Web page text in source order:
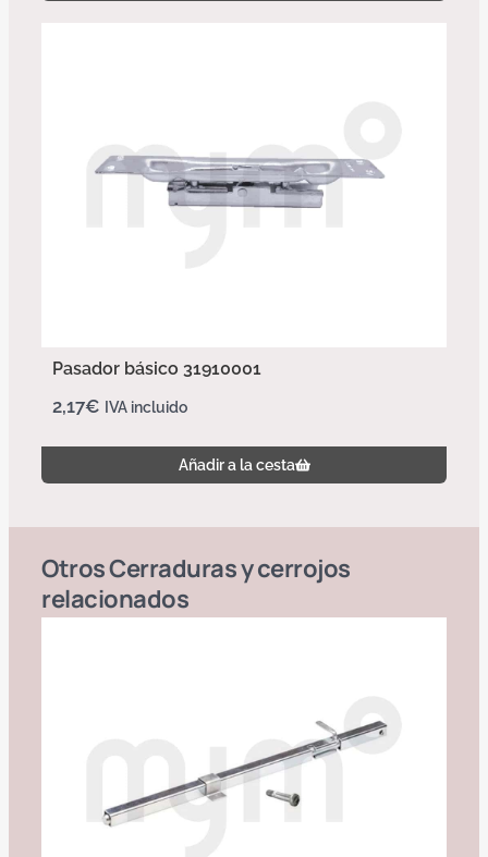
Pasador básico 31910001
2,17€ IVA incluido
Añadir a la cesta
OtrosCerraduras y cerrojos
relacionados